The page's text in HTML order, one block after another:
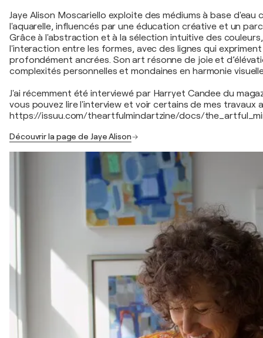
Jaye Alison Moscariello exploite des médiums à base d'eau
l'aquarelle, influencés par une éducation créative et un
Grâce à l'abstraction et à la sélection intuitive des
l'interaction entre les formes, avec des lignes qui
profondément ancrées. Son art résonne de joie et
complexités personnelles et mondaines en harmonie
J'ai récemment été interviewé par Harryet Candee du
vous pouvez lire l'interview et voir certains de mes travaux
https://issuu.com/theartfulmindartzine/docs/
Découvrir la page de Jaye Alison